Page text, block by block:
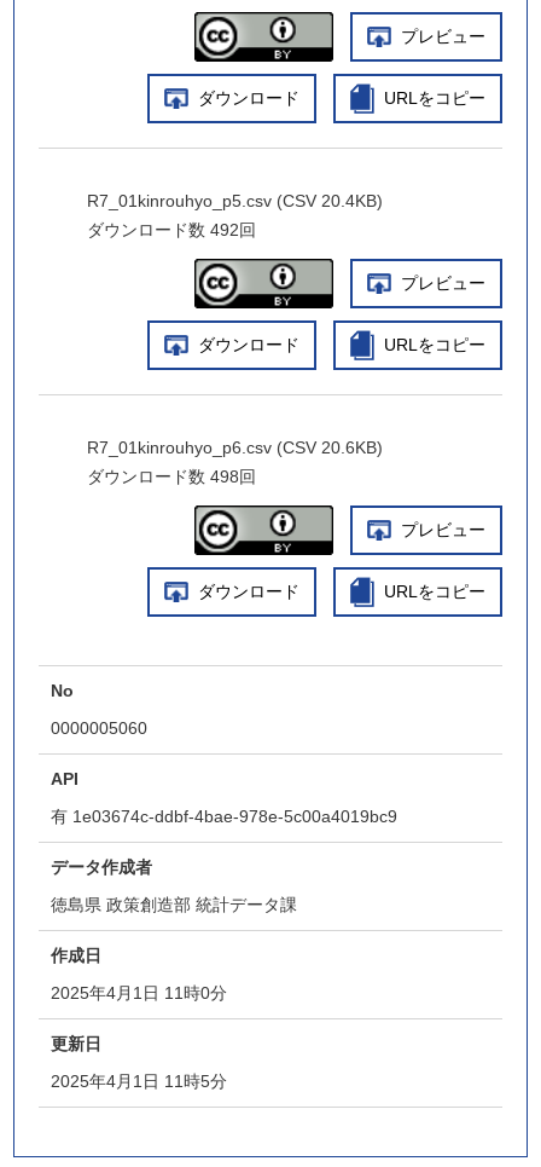
プレビュー
ダウンロード URLをコピー
R7_01kinrouhyo_p5.csv (CSV 20.4KB)
ダウンロード数 492回
プレビュー
ダウンロード URLをコピー
R7_01kinrouhyo_p6.csv (CSV 20.6KB)
ダウンロード数 498回
プレビュー
ダウンロード URLをコピー
No
0000005060
API
有 1e03674c-ddbf-4bae-978e-5c00a4019bc9
データ作成者
徳島県 政策創造部 統計データ課
作成日
2025年4月1日 11時0分
更新日
2025年4月1日 11時5分